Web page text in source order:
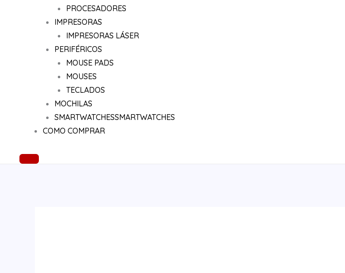
PROCESADORES
IMPRESORAS
IMPRESORAS LÁSER
PERIFÉRICOS
MOUSE PADS
MOUSES
TECLADOS
MOCHILAS
SMARTWATCHESSMARTWATCHES
COMO COMPRAR